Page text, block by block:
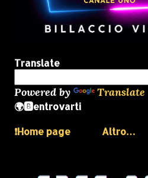
Translate
Powered by Translate
🌍🅱️entrovarti
❗️Home page
Altro…